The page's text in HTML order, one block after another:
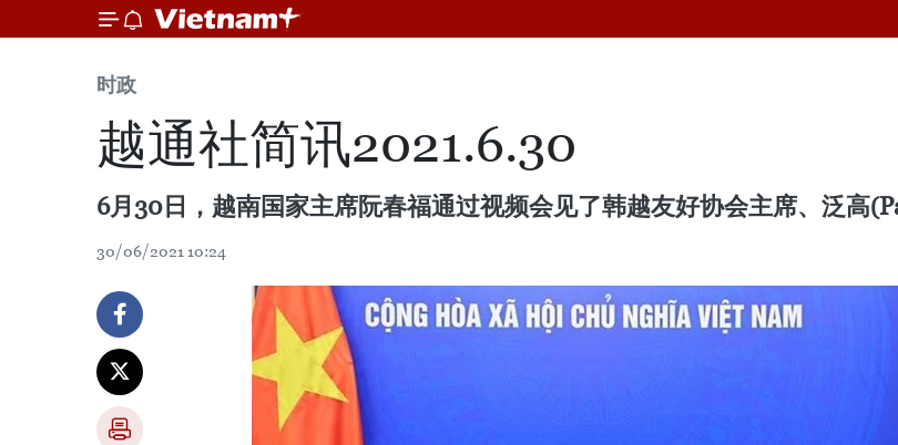
时政
越通社简讯2021.6.30
6月30日，越南国家主席阮春福通过视频会见了韩越友好协会主席、泛高
30/06/2021 10:24